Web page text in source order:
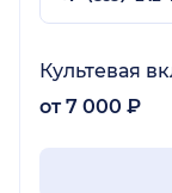
Культевая
от 7 000 ₽